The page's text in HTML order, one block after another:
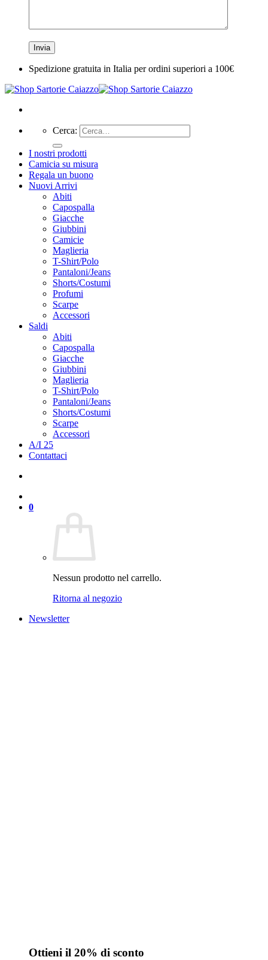
Spedizione gratuita in Italia per ordini superiori a 100€
Cerca:
I nostri prodotti
Camicia su misura
Regala un buono
Nuovi Arrivi
Abiti
Capospalla
Giacche
Giubbini
Camicie
Maglieria
T-Shirt/Polo
Pantaloni/Jeans
Shorts/Costumi
Profumi
Scarpe
Accessori
Saldi
Abiti
Capospalla
Giacche
Giubbini
Maglieria
T-Shirt/Polo
Pantaloni/Jeans
Shorts/Costumi
Scarpe
Accessori
A/I 25
Contattaci
0
Nessun prodotto nel carrello.
Ritorna al negozio
Newsletter
Ottieni il 20% di sconto